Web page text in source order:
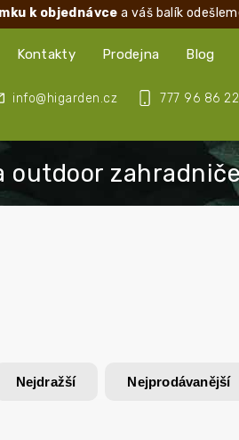
k objednávce a váš balík
777 96 86 22
info@higarden.cz
Kontakty Prodejna Blog
Nejdražší Nejprodávanější